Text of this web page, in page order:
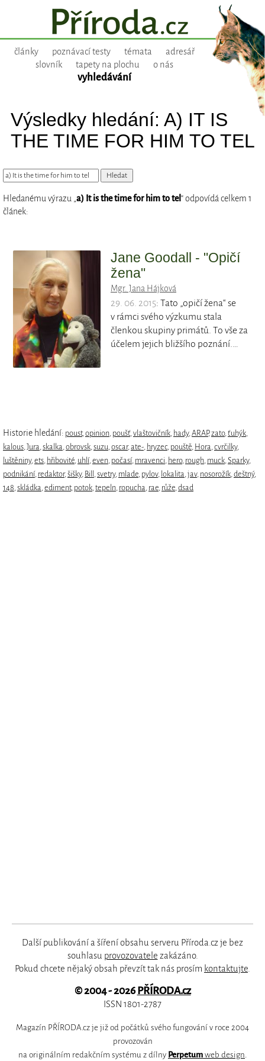
články poznávací testy témata
adresář
slovník
tapety na plochu o nás
vyhledávání
Výsledky hledání: A) IT IS
THE TIME FOR HIM TO TEL
Hledanému výrazu „a) It is the time for him to tel“ odpovídá celkem 1
článek:
Jane Goodall - "Opičí
žena"
Mgr. Jana Hájková
29. 06. 2015: Tato „opičí žena“ se
v rámci svého výzkumu stala
členkou skupiny primátů. To vše za
účelem jejich bližšího poznání.…
Historie hledání: poust, opinion poušť, vlaštovičník hady, ARAP,zato, ťuhýk
kalous Jura skalka obrovsk suzu oscar, ate- hryzec, pouště Hora cvrčilky,
luštěniny, ets hřibovité uhlí, even počasí, mravenci hero, rough muck Sparky,
podnikání, redaktor, šišky, Bill svetry, mlade pylov, lokalita jav, nosorožík deštný,
148 skládka ediment, potok tepeln ropucha rae růže dsad
Další publikování a šíření obsahu serveru Příroda.cz je bez
souhlasu provozovatele zakázáno.
Pokud chcete nějaký obsah převzít tak nás prosím kontaktujte
© 2004 - 2026PŘÍRODA.cz
ISSN 1801-2787
Magazín PŘÍRODA.cz je již od počátků svého fungování v roce 2004
provozován
na originálním redakčním systému z dílny Perpetum web design.